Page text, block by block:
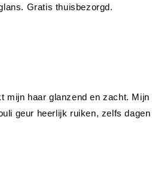
mijn haar glanzend en zacht. Mijn
geur heerlijk ruiken, zelfs dagen